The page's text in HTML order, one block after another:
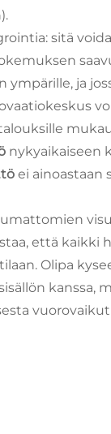
sitä
ympärille, ja
nykyaikaiseen
ei ainoastaan
että kaikki
Olipa
kanssa,